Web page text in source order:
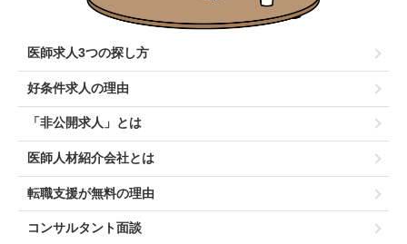
医師求人3つの探し方
好条件求人の理由
「非公開求人」とは
医師人材紹介会社とは
転職支援が無料の理由
コンサルタント面談